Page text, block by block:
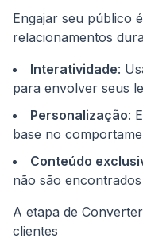
Engajar seu público
relacionamentos
Interatividade:
para envolver seus
Personalização:
base no
Conteúdo
não são
A etapa de
clientes